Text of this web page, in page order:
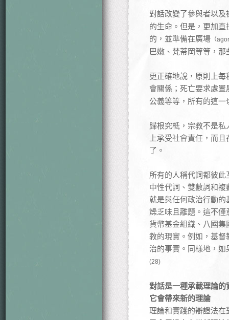
對話改變了參與者以
的生命。但是，更加
的，並準備在廣場 （
巴嫩、梵蒂岡等等，
更正確地說，原則上
會關係；死亡要求處
公義等等，所有的這
歸根究柢，宗教不是
上承受社會責任，而
了。
所有的人稱代詞都彼
中性代詞、雙數詞和
就是與任何政治行動
燥乏味且離題。這不
貨幣基金組織、八國
教的現實。例如，基
治的事實。同樣地，
(28)
對話是一種承載理論的
它會帶來新的理論
理論和實踐的辯證法